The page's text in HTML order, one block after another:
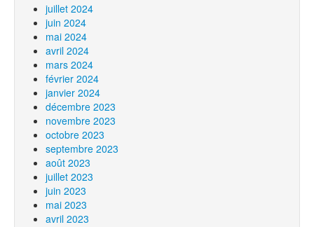
juillet 2024
juin 2024
mai 2024
avril 2024
mars 2024
février 2024
janvier 2024
décembre 2023
novembre 2023
octobre 2023
septembre 2023
août 2023
juillet 2023
juin 2023
mai 2023
avril 2023